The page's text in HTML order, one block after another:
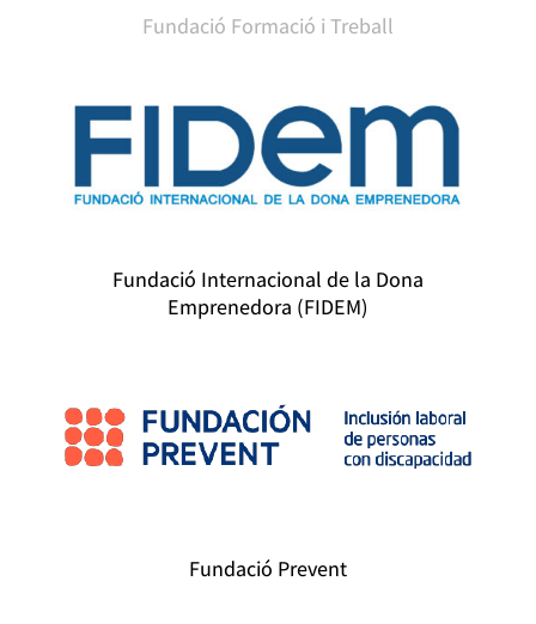
Fundació Formació i Treball
Fundació Internacional de la Dona
Emprenedora (FIDEM)
Fundació Prevent